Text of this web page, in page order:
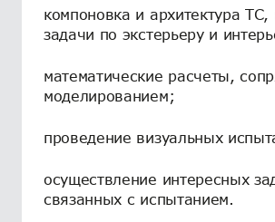
компоновка и архитектура
задачи по экстерьеру и
математические расчеты,
моделированием;
проведение визуальных
осуществление интересных
связанных с испытанием.